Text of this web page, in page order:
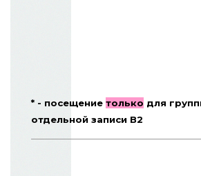
* - посещение только для
отдельной записи В2